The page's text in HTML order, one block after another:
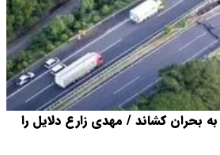
را به بحران کشاند / مهدی زارع دلایل را